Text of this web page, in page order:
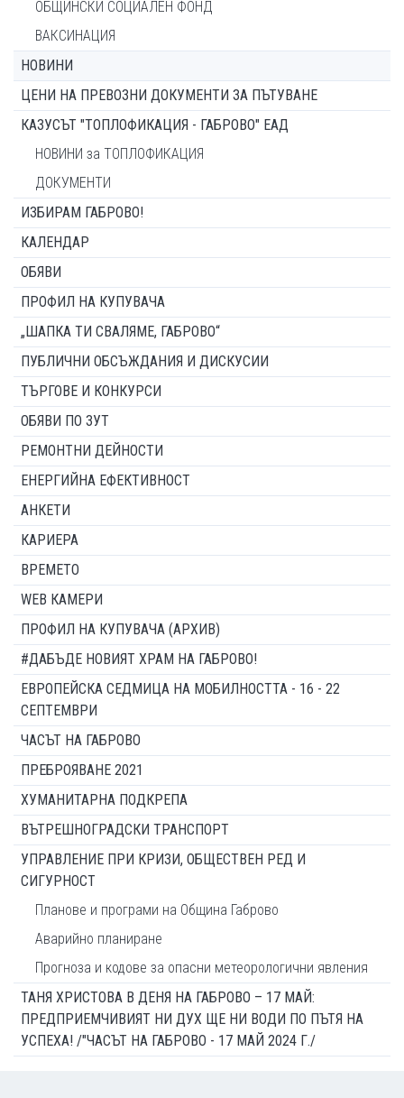
ОБЩИНСКИ СОЦИАЛЕН ФОНД
ВАКСИНАЦИЯ
НОВИНИ
ЦЕНИ НА ПРЕВОЗНИ ДОКУМЕНТИ ЗА ПЪТУВАНЕ
КАЗУСЪТ "ТОПЛОФИКАЦИЯ - ГАБРОВО" ЕАД
НОВИНИ за ТОПЛОФИКАЦИЯ
ДОКУМЕНТИ
ИЗБИРАМ ГАБРОВО!
КАЛЕНДАР
ОБЯВИ
ПРОФИЛ НА КУПУВАЧА
„ШАПКА ТИ СВАЛЯМЕ, ГАБРОВО“
ПУБЛИЧНИ ОБСЪЖДАНИЯ И ДИСКУСИИ
ТЪРГОВЕ И КОНКУРСИ
ОБЯВИ ПО ЗУТ
РЕМОНТНИ ДЕЙНОСТИ
ЕНЕРГИЙНА ЕФЕКТИВНОСТ
АНКЕТИ
КАРИЕРА
ВРЕМЕТО
WEB КАМЕРИ
ПРОФИЛ НА КУПУВАЧА (АРХИВ)
#ДАБЪДЕ НОВИЯТ ХРАМ НА ГАБРОВО!
ЕВРОПЕЙСКА СЕДМИЦА НА МОБИЛНОСТТА - 16 - 22
СЕПТЕМВРИ
ЧАСЪТ НА ГАБРОВО
ПРЕБРОЯВАНЕ 2021
ХУМАНИТАРНА ПОДКРЕПА
ВЪТРЕШНОГРАДСКИ ТРАНСПОРТ
УПРАВЛЕНИЕ ПРИ КРИЗИ, ОБЩЕСТВЕН РЕД И
СИГУРНОСТ
Планове и програми на Община Габрово
Аварийно планиране
Прогноза и кодове за опасни метеорологични явления
ТАНЯ ХРИСТОВА В ДЕНЯ НА ГАБРОВО – 17 МАЙ:
ПРЕДПРИЕМЧИВИЯТ НИ ДУХ ЩЕ НИ ВОДИ ПО ПЪТЯ НА
УСПЕХА! /"ЧАСЪТ НА ГАБРОВО - 17 МАЙ 2024 Г./